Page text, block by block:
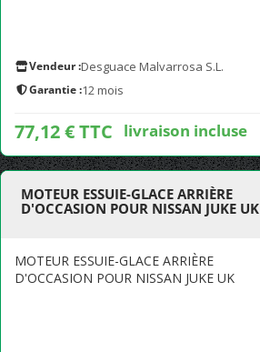
Vendeur :Desguace Malvarrosa S.L.
Garantie :12 mois
77,12 € TTC livraison incluse
MOTEUR ESSUIE-GLACE ARRIÈRE
D'OCCASION POUR NISSAN JUKE UK
MOTEUR ESSUIE-GLACE ARRIÈRE
D'OCCASION POUR NISSAN JUKE UK